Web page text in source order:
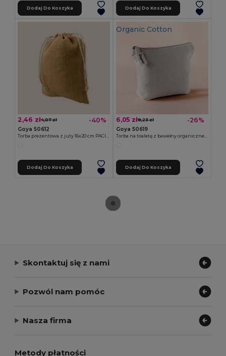
Dodaj Do Koszyka Dodaj Do Koszyka
2,46 zł4,07 zł -40%
Goya 50612
Torba prezentowa z juty 16x20 cm PACIFIC
Dodaj Do Koszyka
Organic Cotton
6,05 zł8,23 zł -26%
Goya 50619
Torba na toaletę z bawełny organicznej 220g/m2 PORT
Dodaj Do Koszyka
Skontaktuj się z nami
Pozwól nam pomóc
Nasza firma
Metody płatności